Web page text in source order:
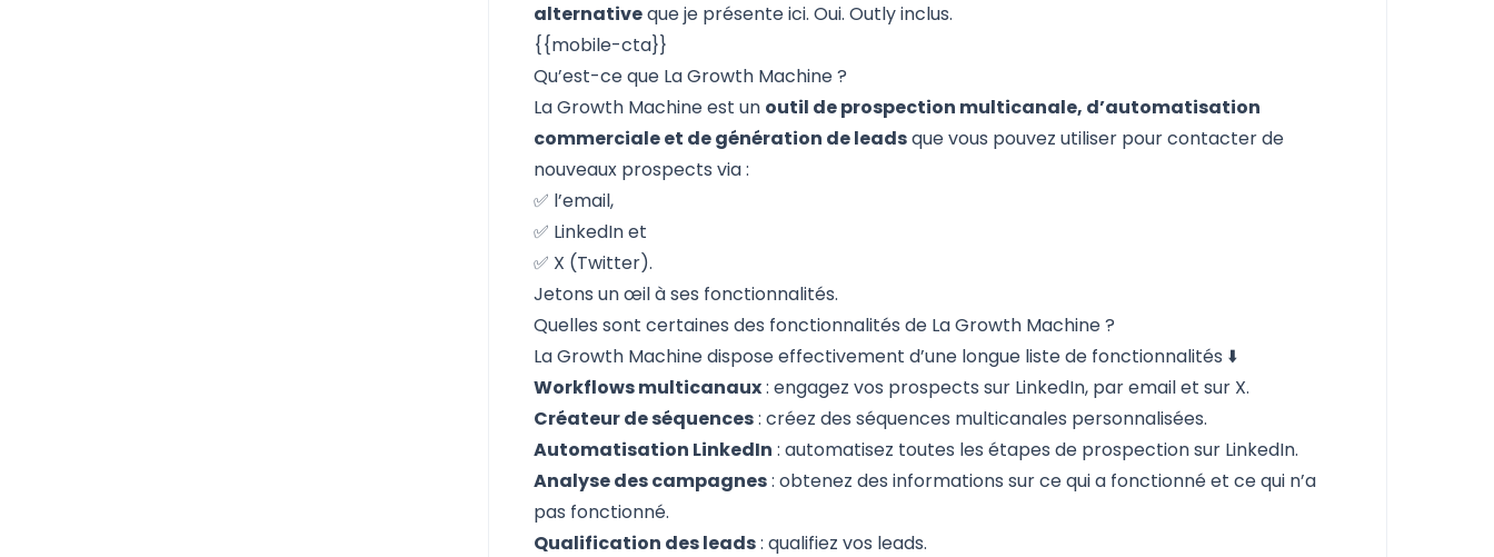
alternativeque je présente ici. Oui.Outlyinclus.
{{mobile-cta}}
Qu’est-ce que La Growth Machine ?
La Growth Machine est un outil de prospection multicanale, d’automatisation
commerciale et de génération de leadsque vous pouvez utiliser pour contacter de
nouveaux prospects via :
✅ l’email,
✅ LinkedIn et
✅ X (Twitter).
Jetons un œil à ses fonctionnalités.
Quelles sont certaines des fonctionnalités de La Growth Machine ?
La Growth Machine dispose effectivement d’une longue liste de fonctionnalités ⬇️
Workflows multicanaux: engagez vos prospects sur LinkedIn, par email et sur X.
Créateur de séquences: créez des séquences multicanales personnalisées.
Automatisation LinkedIn : automatisez toutes les étapes de prospection sur LinkedIn.
Analyse des campagnes: obtenez des informations sur ce qui a fonctionné et ce qui n’a
pas fonctionné.
Qualification des leads: qualifiez vos leads.